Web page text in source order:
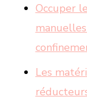
Occuper
Les